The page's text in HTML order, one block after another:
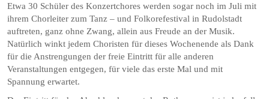
Etwa 30 Schüler des Konzertchores werden sogar noch im Juli mit
ihrem Chorleiter zum Tanz – und Folkorefestival in Rudolstadt
auftreten, ganz ohne Zwang, allein aus Freude an der Musik.
Natürlich winkt jedem Choristen für dieses Wochenende als Dank
für die Anstrengungen der freie Eintritt für alle anderen
Veranstaltungen entgegen, für viele das erste Mal und mit
Spannung erwartet.